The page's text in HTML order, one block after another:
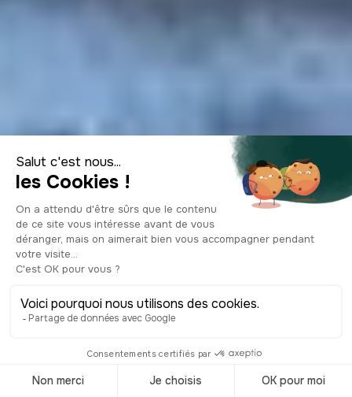
25 choses
inoubliables à faire
à Philadelphia en
2026